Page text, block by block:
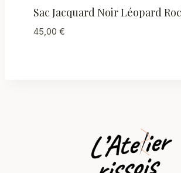
Sac Jacquard Noir Léopard
45,00 €